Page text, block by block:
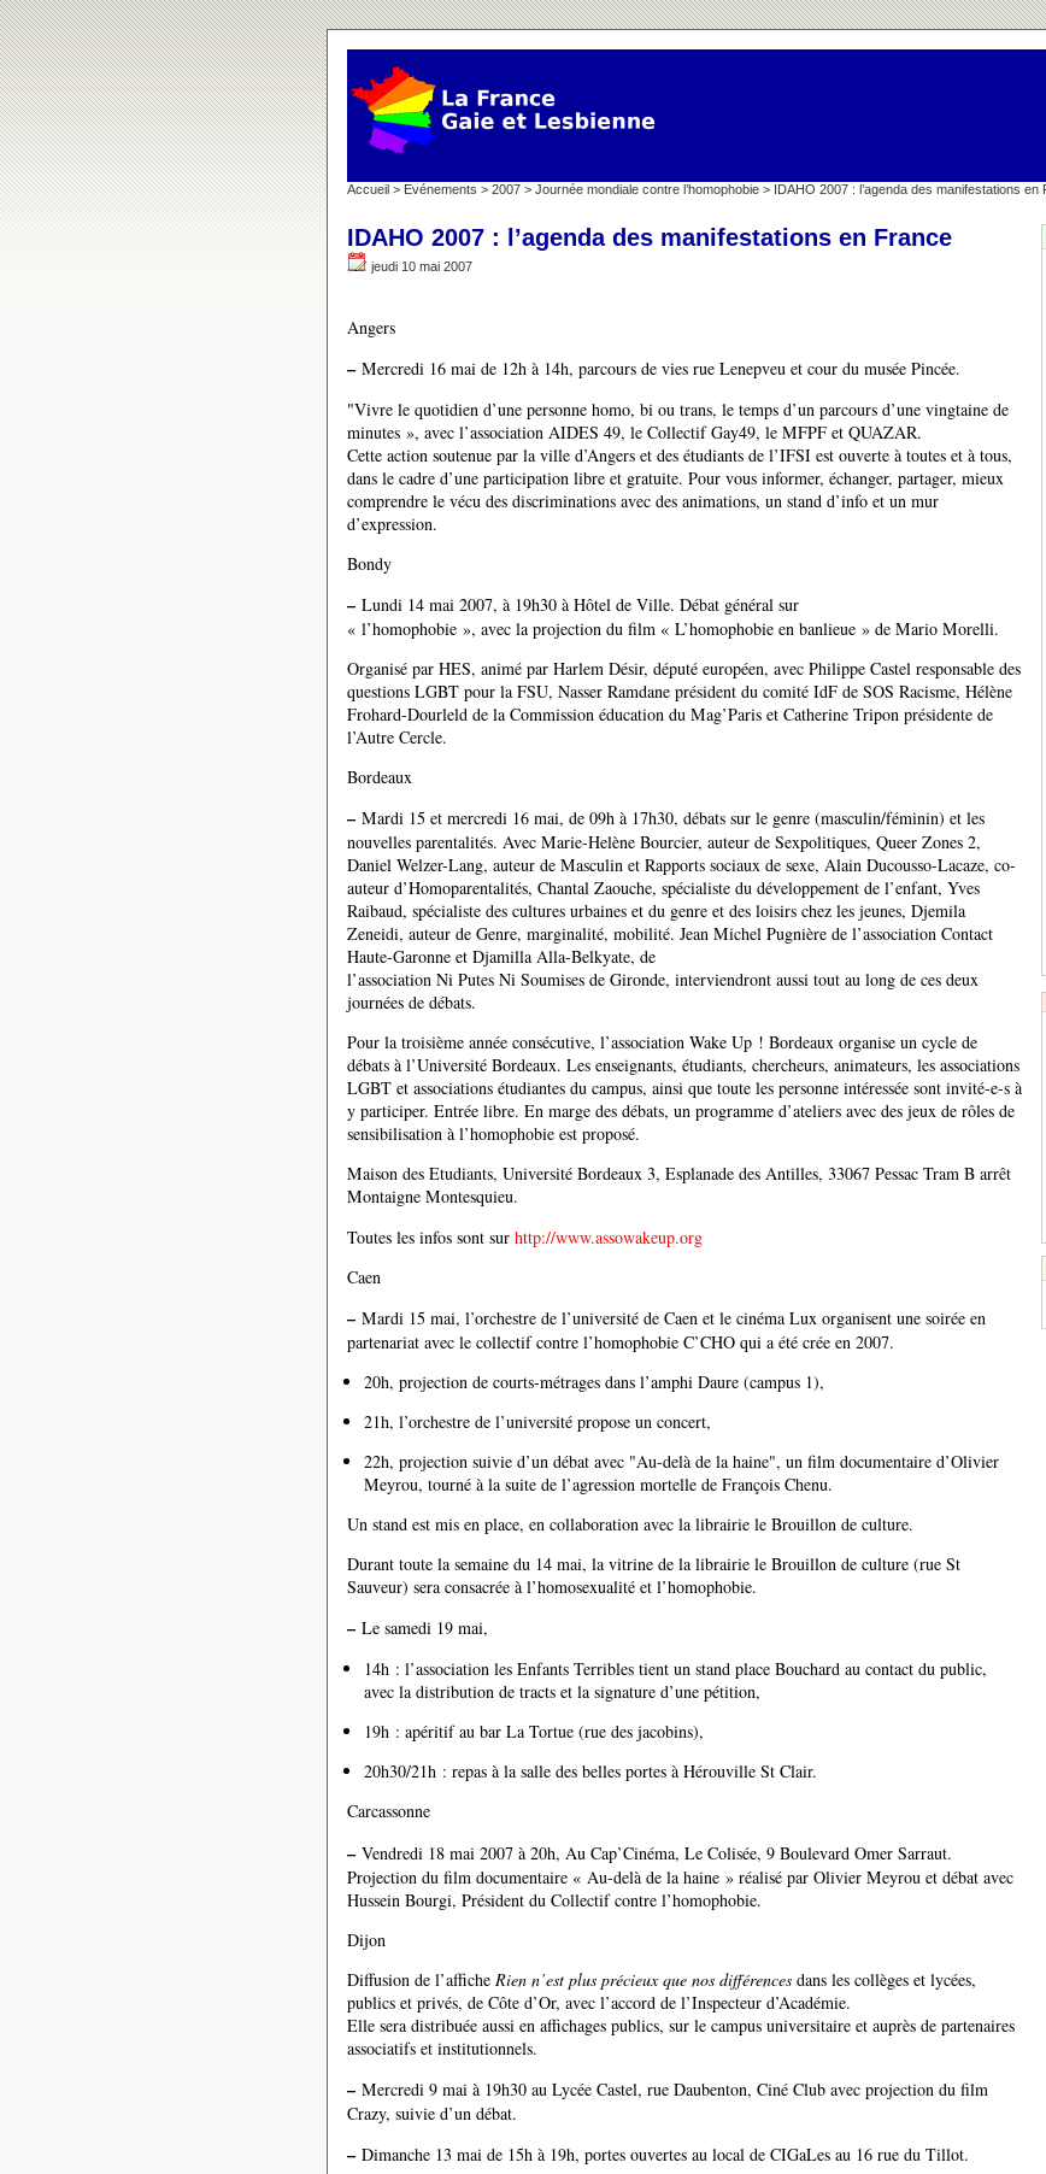
Accueil > Evénements > 2007 > Journée mondiale contre l’homophobie > IDAHO 2007 : l’agenda des manifestations en
IDAHO 2007 : l’agenda des manifestations en France
jeudi 10 mai 2007
Angers
– Mercredi 16 mai de 12h à 14h, parcours de vies rue Lenepveu et cour du musée Pincée.
"Vivre le quotidien d’une personne homo, bi ou trans, le temps d’un parcours d’une vingtaine de
minutes », avec l’association AIDES 49, le Collectif Gay49, le MFPF et QUAZAR.
Cette action soutenue par la ville d’Angers et des étudiants de l’IFSI est ouverte à toutes et à tous,
dans le cadre d’une participation libre et gratuite. Pour vous informer, échanger, partager, mieux
comprendre le vécu des discriminations avec des animations, un stand d’info et un mur
d’expression.
Bondy
– Lundi 14 mai 2007, à 19h30 à Hôtel de Ville. Débat général sur
« l’homophobie », avec la projection du film « L’homophobie en banlieue » de Mario Morelli.
Organisé par HES, animé par Harlem Désir, député européen, avec Philippe Castel responsable des
questions LGBT pour la FSU, Nasser Ramdane président du comité IdF de SOS Racisme, Hélène
Frohard-Dourleld de la Commission éducation du Mag’Paris et Catherine Tripon présidente de
l’Autre Cercle.
Bordeaux
– Mardi 15 et mercredi 16 mai, de 09h à 17h30, débats sur le genre (masculin/féminin) et les
nouvelles parentalités. Avec Marie-Helène Bourcier, auteur de Sexpolitiques, Queer Zones 2,
Daniel Welzer-Lang, auteur de Masculin et Rapports sociaux de sexe, Alain Ducousso-Lacaze, co-
auteur d’Homoparentalités, Chantal Zaouche, spécialiste du développement de l’enfant, Yves
Raibaud, spécialiste des cultures urbaines et du genre et des loisirs chez les jeunes, Djemila
Zeneidi, auteur de Genre, marginalité, mobilité. Jean Michel Pugnière de l’association Contact
Haute-Garonne et Djamilla Alla-Belkyate, de
l’association Ni Putes Ni Soumises de Gironde, interviendront aussi tout au long de ces deux
journées de débats.
Pour la troisième année consécutive, l’association Wake Up ! Bordeaux organise un cycle de
débats à l’Université Bordeaux. Les enseignants, étudiants, chercheurs, animateurs, les associations
LGBT et associations étudiantes du campus, ainsi que toute les personne intéressée sont invité-e-s à
y participer. Entrée libre. En marge des débats, un programme d’ateliers avec des jeux de rôles de
sensibilisation à l’homophobie est proposé.
Maison des Etudiants, Université Bordeaux 3, Esplanade des Antilles, 33067 Pessac Tram B arrêt
Montaigne Montesquieu.
Toutes les infos sont sur http://www.assowakeup.org
Caen
– Mardi 15 mai, l’orchestre de l’université de Caen et le cinéma Lux organisent une soirée en
partenariat avec le collectif contre l’homophobie C’CHO qui a été crée en 2007.
20h, projection de courts-métrages dans l’amphi Daure (campus 1),
21h, l’orchestre de l’université propose un concert,
22h, projection suivie d’un débat avec "Au-delà de la haine", un film documentaire d’Olivier
Meyrou, tourné à la suite de l’agression mortelle de François Chenu.
Un stand est mis en place, en collaboration avec la librairie le Brouillon de culture.
Durant toute la semaine du 14 mai, la vitrine de la librairie le Brouillon de culture (rue St
Sauveur) sera consacrée à l’homosexualité et l’homophobie.
– Le samedi 19 mai,
14h : l’association les Enfants Terribles tient un stand place Bouchard au contact du public,
avec la distribution de tracts et la signature d’une pétition,
19h : apéritif au bar La Tortue (rue des jacobins),
20h30/21h : repas à la salle des belles portes à Hérouville St Clair.
Carcassonne
– Vendredi 18 mai 2007 à 20h, Au Cap’Cinéma, Le Colisée, 9 Boulevard Omer Sarraut.
Projection du film documentaire « Au-delà de la haine » réalisé par Olivier Meyrou et débat avec
Hussein Bourgi, Président du Collectif contre l’homophobie.
Dijon
Diffusion de l’affiche Rien n’est plus précieux que nos différences dans les collèges et lycées,
publics et privés, de Côte d’Or, avec l’accord de l’Inspecteur d’Académie.
Elle sera distribuée aussi en affichages publics, sur le campus universitaire et auprès de partenaires
associatifs et institutionnels.
– Mercredi 9 mai à 19h30 au Lycée Castel, rue Daubenton, Ciné Club avec projection du film
Crazy, suivie d’un débat.
– Dimanche 13 mai de 15h à 19h, portes ouvertes au local de CIGaLes au 16 rue du Tillot.